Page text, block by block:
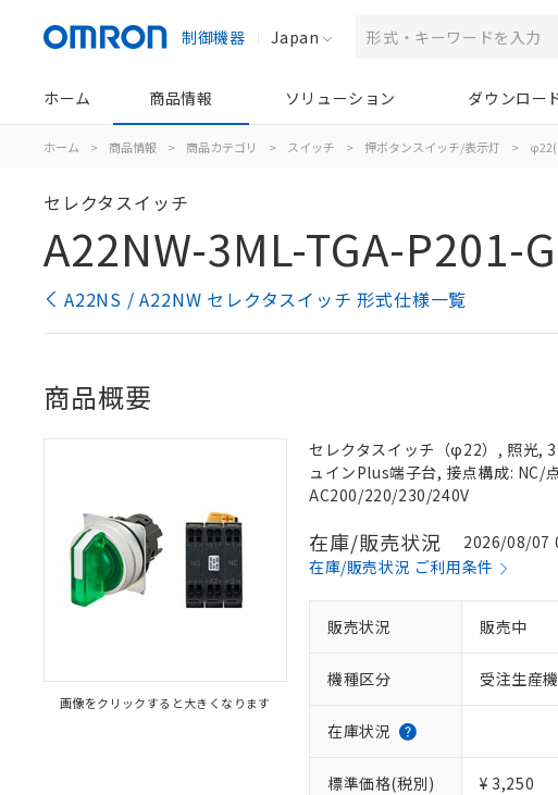
制御機器 Japan
ホーム 商品情報 ソリューション ダウンロー
ホーム > 商品情報 > 商品カテゴリ > スイッチ > 押ボタンスイッチ/表示灯 >
セレクタスイッチ
A22NW-3ML-TGA-P201-
A22NS / A22NW セレクタスイッチ 形式仕様一覧
商品概要
画像をクリックすると大きくなります
セレクタスイッチ（φ22）, 照光,
ュインPlus端子台, 接点構成: NC/
AC200/220/230/240V
在庫/販売状況
2026/08/07
在庫/販売状況 ご利用条件
販売状況 販売中
機種区分 受注生産
在庫状況
標準価格(税別) ¥ 3,250